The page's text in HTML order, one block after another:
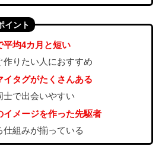
イント
均4カ月と短い
りたい人におすすめ
タグがたくさんある
で出会いやすい
メージを作った先駆者
組みが揃っている